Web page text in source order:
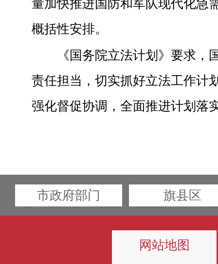
量加快推进国防和军队现代化急
概括性安排。
《国务院立法计划》要求，
责任担当，切实抓好立法工作计
强化督促协调，全面推进计划落
市政府部门 旗县区
网站地图